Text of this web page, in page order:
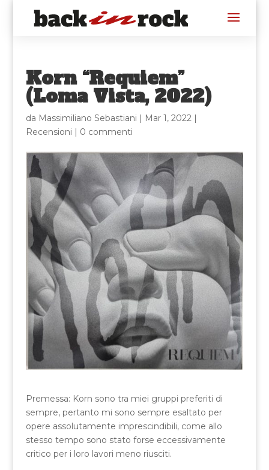
Korn “Requiem”
(Loma Vista, 2022)
da Massimiliano Sebastiani | Mar 1, 2022|
Recensioni | 0 commenti
Premessa: Korn sono tra miei gruppi preferiti di
sempre, pertanto mi sono sempre esaltato per
opere assolutamente imprescindibili, come allo
stesso tempo sono stato forse eccessivamente
critico per i loro lavori meno riusciti.